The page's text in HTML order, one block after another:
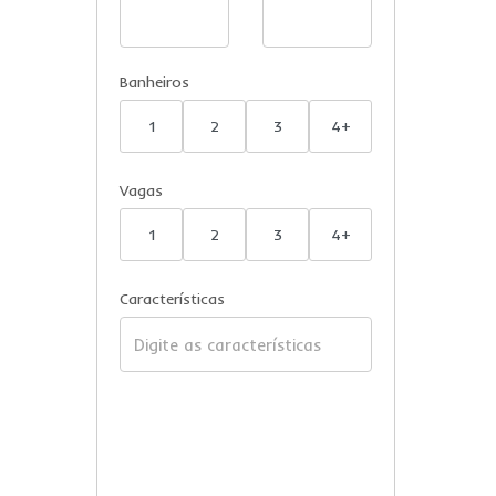
Banheiros
1 2 3 4+
Vagas
1 2 3 4+
Características